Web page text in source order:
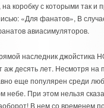
коробку с которыми так и
«Для фанатов», В
авиасимуляторов.
наследник джойстика
аж десять лет. Несмотря на
еще популярен среди
небе. При этом нельзя
В нем со временем